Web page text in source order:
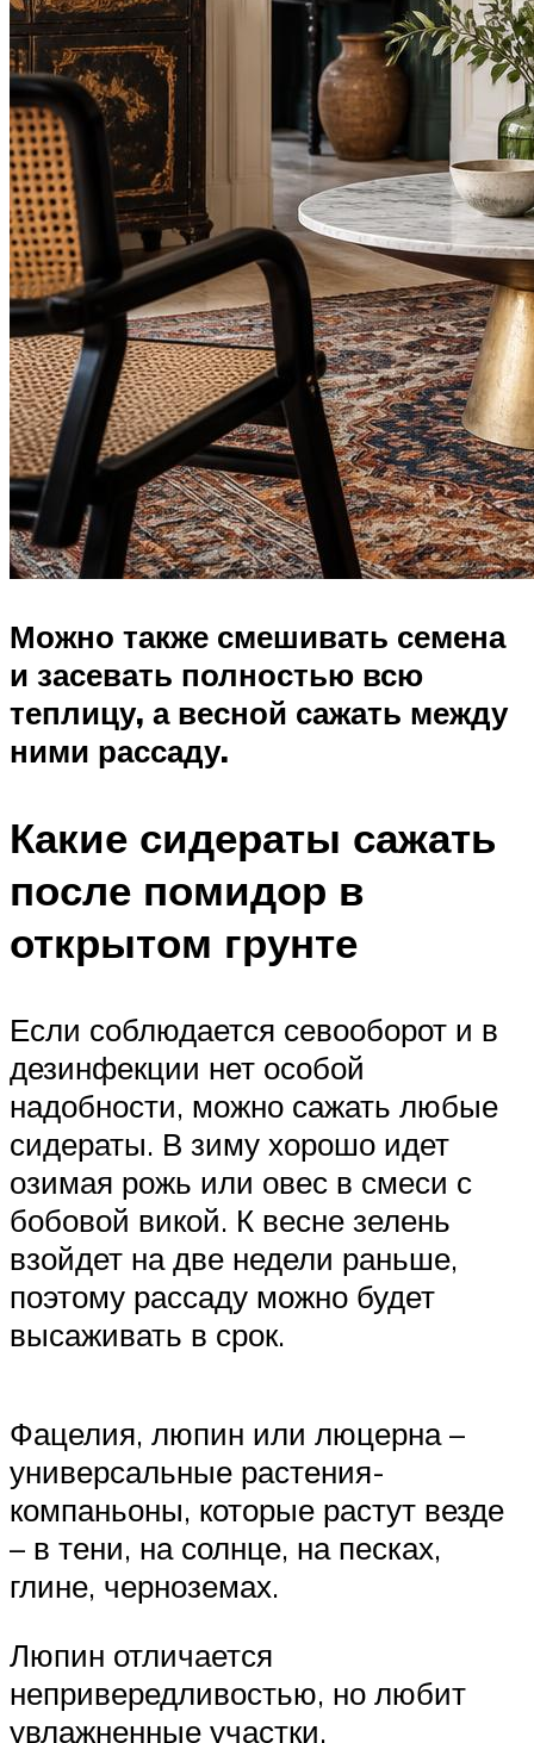
Можно также смешивать семена
и засевать полностью всю
теплицу, а весной сажать между
ними рассаду.
Какие сидераты сажать
после помидор в
открытом грунте
Если соблюдается севооборот и в
дезинфекции нет особой
надобности, можно сажать любые
сидераты. В зиму хорошо идет
озимая рожь или овес в смеси с
бобовой викой. К весне зелень
взойдет на две недели раньше,
поэтому рассаду можно будет
высаживать в срок.
Фацелия, люпин или люцерна –
универсальные растения-
компаньоны, которые растут везде
– в тени, на солнце, на песках,
глине, черноземах.
Люпин отличается
непривередливостью, но любит
увлажненные участки.